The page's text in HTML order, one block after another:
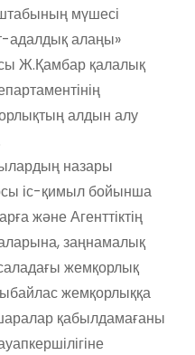
мүшесі
адалдық алаңы»
Ж.Қамбар қалалық
алдын алу
назары
іс-қимыл бойынша
және Агенттіктің
заңнамалық
жемқорлық
жемқорлыққа
қабылдамағаны